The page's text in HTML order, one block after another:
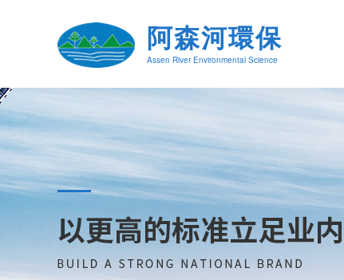
阿森河環保
Assen River Environmental Science